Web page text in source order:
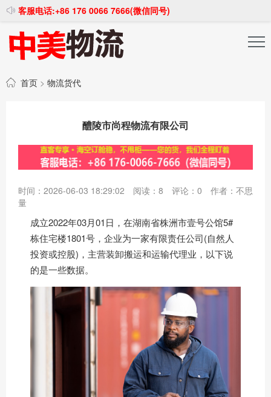
客服电话:+86 176 0066 7666(微信同号)
首页 > 物流货代
醴陵市尚程物流有限公司
时间：2026-06-03 18:29:02 阅读： 8 评论： 0
作者：不思
量
成立2022年03月01日，在湖南省株洲市壹号公馆5#
栋住宅楼1801号，企业为一家有限责任公司(自然人
投资或控股)，主营装卸搬运和运输代理业，以下说
的是一些数据。